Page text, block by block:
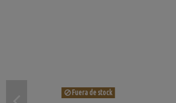
Fuera de stock